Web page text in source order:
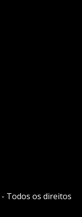
- Todos os direitos